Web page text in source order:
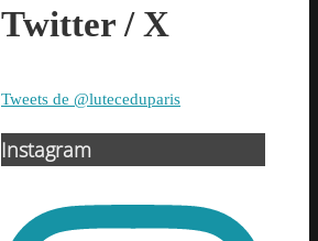
Twitter / X
Tweets de @luteceduparis
Instagram